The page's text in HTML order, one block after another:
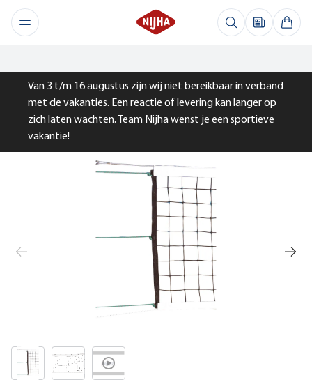
Van 3 t/m 16 augustus zijn wij niet bereikbaar in verband
met de vakanties. Een reactie of levering kan langer op
zich laten wachten. Team Nijha wenst je een sportieve
vakantie!